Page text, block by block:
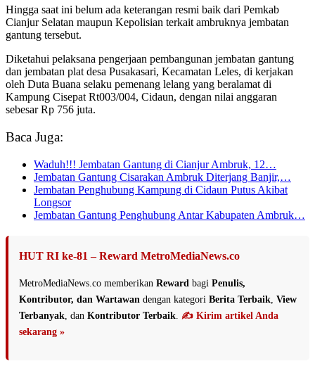
Hingga saat ini belum ada keterangan resmi baik dari Pemkab
Cianjur Selatan maupun Kepolisian terkait ambruknya jembatan
gantung tersebut.
Diketahui pelaksana pengerjaan pembangunan jembatan gantung
dan jembatan plat desa Pusakasari, Kecamatan Leles, di kerjakan
oleh Duta Buana selaku pemenang lelang yang beralamat di
Kampung Cisepat Rt003/004, Cidaun, dengan nilai anggaran
sebesar Rp 756 juta.
Baca Juga:
Waduh!!! Jembatan Gantung di Cianjur Ambruk, 12…
Jembatan Gantung Cisarakan Ambruk Diterjang Banjir,…
Jembatan Penghubung Kampung di Cidaun Putus Akibat
Longsor
Jembatan Gantung Penghubung Antar Kabupaten Ambruk…
HUT RI ke-81 – Reward MetroMediaNews.co
MetroMediaNews.co memberikan Reward bagi Penulis,
Kontributor, dan Wartawan dengan kategori Berita Terbaik View
Terbanyak , dan Kontributor Terbaik ✍️ Kirim artikel Anda
sekarang »